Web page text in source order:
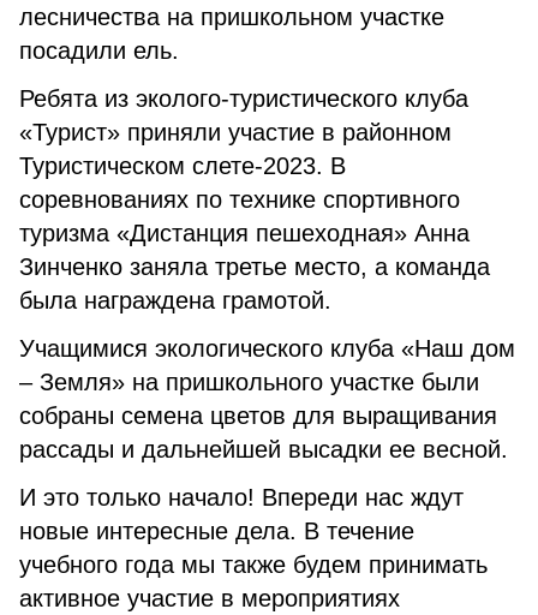
лесничества на пришкольном участке
посадили ель.
Ребята из эколого-туристического клуба
«Турист» приняли участие в районном
Туристическом слете-2023. В
соревнованиях по технике спортивного
туризма «Дистанция пешеходная» Анна
Зинченко заняла третье место, а команда
была награждена грамотой.
Учащимися экологического клуба «Наш дом
– Земля» на пришкольного участке были
собраны семена цветов для выращивания
рассады и дальнейшей высадки ее весной.
И это только начало! Впереди нас ждут
новые интересные дела. В течение
учебного года мы также будем принимать
активное участие в мероприятиях